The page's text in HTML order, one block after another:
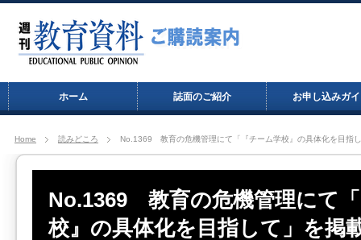
ホーム 誌面のご紹介 お申し込みガ
Home 読みどころ No.1369 教育の危機管理にて「『チーム学校』の具体化を目指
No.1369 教育の危機管理にて
校』の具体化を目指して」を掲